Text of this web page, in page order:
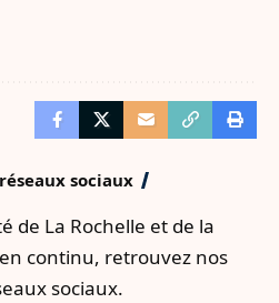
sociaux
de La Rochelle et de la
continu, retrouvez nos
sociaux.